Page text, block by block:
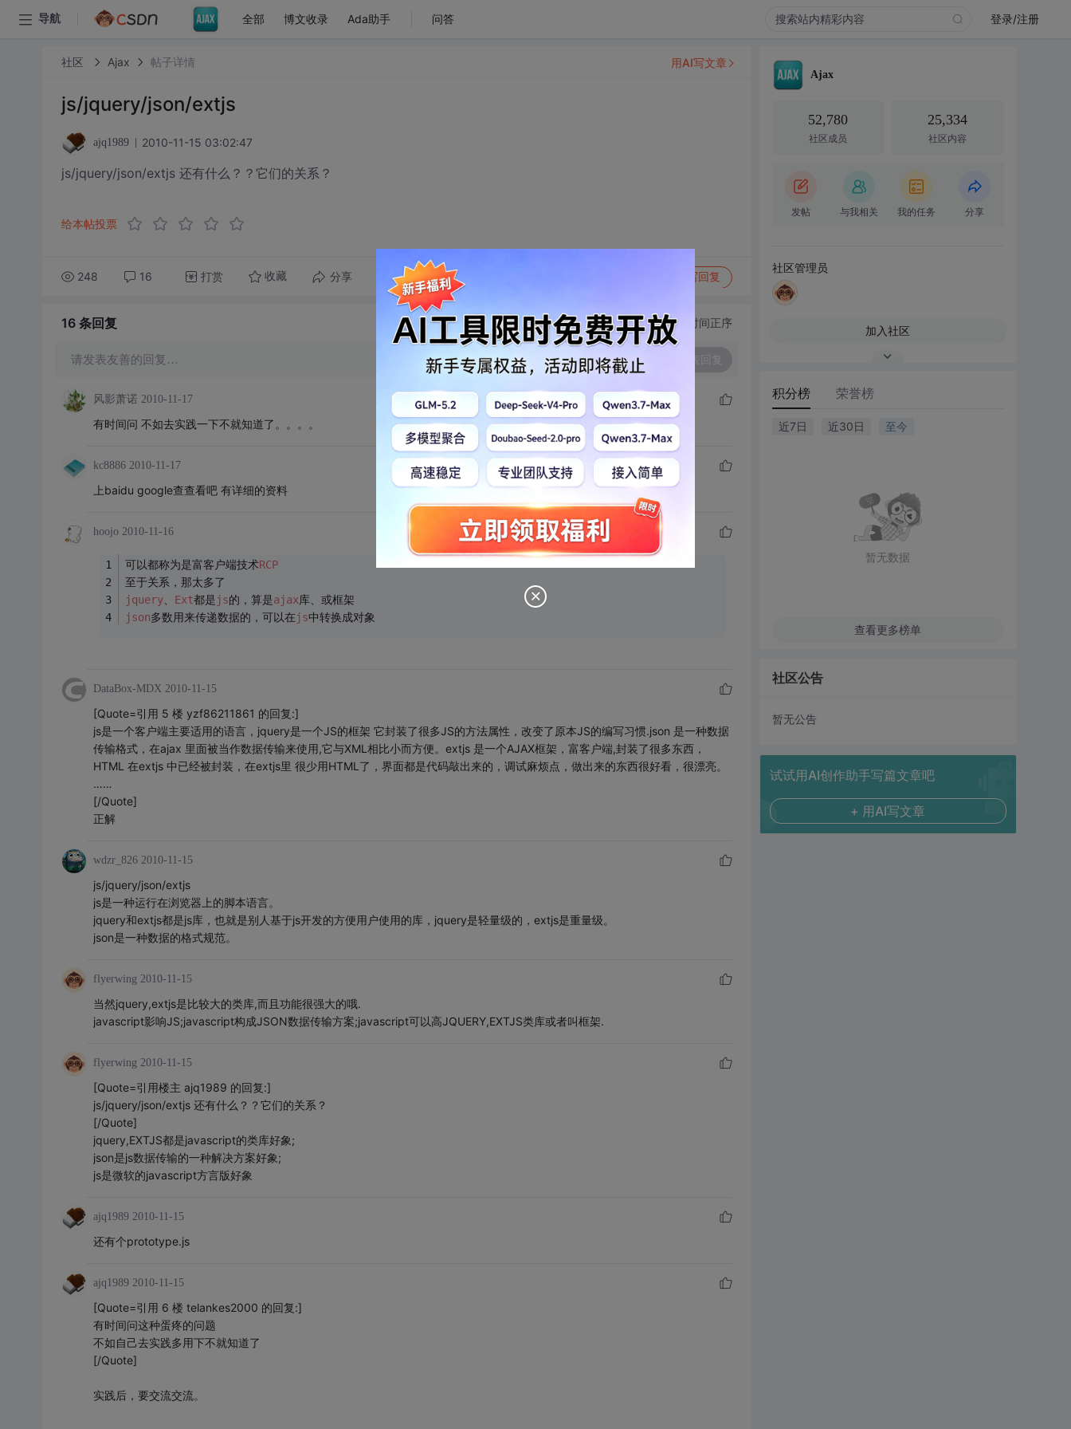
导航 全部 博文收录 Ada助手 问答 登录/注册
社区 Ajax 帖子详情
js/jquery/json/extjs
ajq1989 2010-11-15 03:02:47
js/jquery/json/extjs 还有什么？？它们的关系？
给本帖投票
248 16 打赏 收藏 分享 转发到动态 写回复
用AI写文章
16 条回复 切换为时间正序
请发表友善的回复…
风影萧诺 2010-11-17
有时间问 不如去实践一下不就知道了。。。。
kc8886 2010-11-17
上baidu google查查看吧 有详细的资料
hoojo 2010-11-16
可以都称为是富客户端技术RCP
至于关系，那太多了
jquery、 Ext都是js的，算是ajax库、或框架
json多数用来传递数据的，可以在js中转换成对象
DataBox-MDX 2010-11-15
[Quote=引用 5 楼 yzf86211861 的回复:]
js是一个客户端主要适用的语言，jquery是一个JS的框架 它封装了很多JS的方法属性，改变了原本JS的编写习惯.json 是一种数据
传输格式，在ajax 里面被当作数据传输来使用,它与XML相比小而方便。extjs 是一个AJAX框架，富客户端,封装了很多东西，
HTML 在extjs 中已经被封装，在extjs里 很少用HTML了，界面都是代码敲出来的，调试麻烦点，做出来的东西很好看，很漂亮。
……
[/Quote]
正解
wdzr_826 2010-11-15
js/jquery/json/extjs
js是一种运行在浏览器上的脚本语言。
jquery和extjs都是js库，也就是别人基于js开发的方便用户使用的库，jquery是轻量级的，extjs是重量级。
json是一种数据的格式规范。
flyerwing 2010-11-15
当然jquery,extjs是比较大的类库,而且功能很强大的哦.
javascript影响JS;javascript构成JSON数据传输方案;javascript可以高JQUERY,EXTJS类库或者叫框架.
flyerwing 2010-11-15
[Quote=引用楼主 ajq1989 的回复:]
js/jquery/json/extjs 还有什么？？它们的关系？
[/Quote]
jquery,EXTJS都是javascript的类库好象;
json是js数据传输的一种解决方案好象;
js是微软的javascript方言版好象
ajq1989 2010-11-15
还有个prototype.js
ajq1989 2010-11-15
[Quote=引用 6 楼 telankes2000 的回复:]
有时间问这种蛋疼的问题
不如自己去实践多用下不就知道了
[/Quote]
实践后，要交流交流。
Ajax
52,780
社区成员
25,334
社区内容
发帖 与我相关 我的任务 分享
社区管理员
加入社区
积分榜 荣誉榜
近7日 近30日 至今
暂无数据
查看更多榜单
社区公告
暂无公告
试试用AI创作助手写篇文章吧
+ 用AI写文章